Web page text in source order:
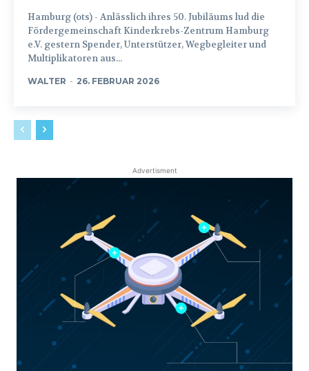
Hamburg (ots) - Anlässlich ihres 50. Jubiläums lud die
Fördergemeinschaft Kinderkrebs-Zentrum Hamburg
e.V. gestern Spender, Unterstützer, Wegbegleiter und
Multiplikatoren aus...
WALTER - 26. FEBRUAR 2026
Advertisment